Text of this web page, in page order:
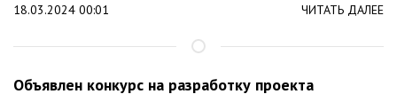
18.03.2024 00:01 ЧИТАТЬ ДАЛЕЕ
Объявлен конкурс на разработку проекта